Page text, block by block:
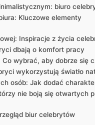
biuro
​Kluczowe elementy
Inspiracje z życia
dbają o komfort ‌pracy
wybrać, ⁢aby dobrze się
wykorzystują ​światło
osób: Jak dodać
nie boją się otwartych
‍biur celebrytów